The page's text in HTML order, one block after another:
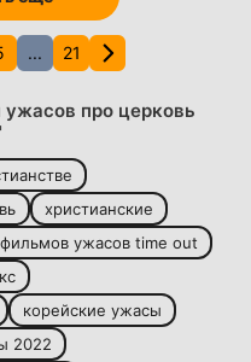
... 21
про церковь
христианские
ужасов time out
корейские ужасы
2022